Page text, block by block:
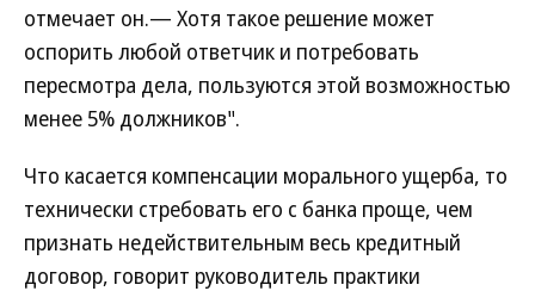
отмечает он.— Хотя такое решение может
оспорить любой ответчик и потребовать
пересмотра дела, пользуются этой возможностью
менее 5% должников".
Что касается компенсации морального ущерба, то
технически стребовать его с банка проще, чем
признать недействительным весь кредитный
договор, говорит руководитель практики